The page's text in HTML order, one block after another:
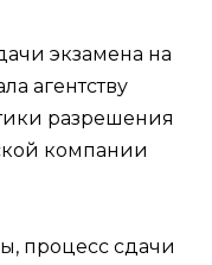
экзамена на
агентству
разрешения
компании
процесс сдачи